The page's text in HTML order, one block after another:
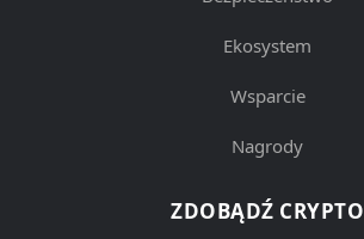
Ekosystem
Wsparcie
Nagrody
ZDOBĄDŹ CRYPTO